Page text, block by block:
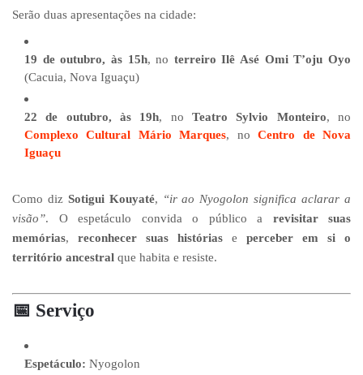
Serão duas apresentações na cidade:
19 de outubro, às 15h, no terreiro Ilê Asé Omi T’oju Oyo
(Cacuia, Nova Iguaçu)
22 de outubro, às 19h, noTeatro Sylvio Monteiro, no
Complexo Cultural Mário Marques, noCentro de Nova
Iguaçu
Como diz Sotigui Kouyaté, “ir ao Nyogolon significa aclarar a
visão”. O espetáculo convida o público a revisitar suas
memórias, reconhecer suas histórias e perceber em si o
território ancestral que habita e resiste.
📅 Serviço
Espetáculo: Nyogolon